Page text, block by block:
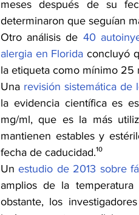
meses después de su
determinaron que seguían
Otro análisis de 40
alergia en Florida concluyó
la etiqueta como mínimo 25
Una revisión sistemática de
la evidencia científica es
mg/ml, que es la más
mantienen estables y
fecha de caducidad.¹⁰
Un estudio de 2013 sobre
amplios de la temperatura
obstante, los